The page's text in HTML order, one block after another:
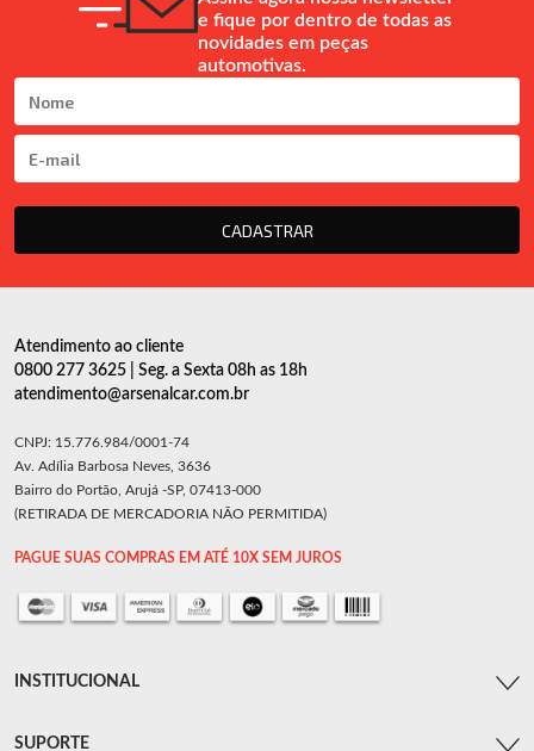
e fique por dentro de todas as
novidades em peças
automotivas.
CADASTRAR
Atendimento ao cliente
0800 277 3625 | Seg. a Sexta 08h as 18h
atendimento@arsenalcar.com.br
CNPJ: 15.776.984/0001-74
Av. Adília Barbosa Neves, 3636
Bairro do Portão, Arujá -SP, 07413-000
(RETIRADA DE MERCADORIA NÃO PERMITIDA)
PAGUE SUAS COMPRAS EM ATÉ 10X SEM JUROS
INSTITUCIONAL
SUPORTE